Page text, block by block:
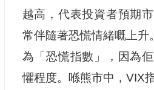
越高，代表投資者預期
常伴隨著恐慌情緒嘅上
為「恐慌指數」，因為
懼程度。喺熊市中，VIX